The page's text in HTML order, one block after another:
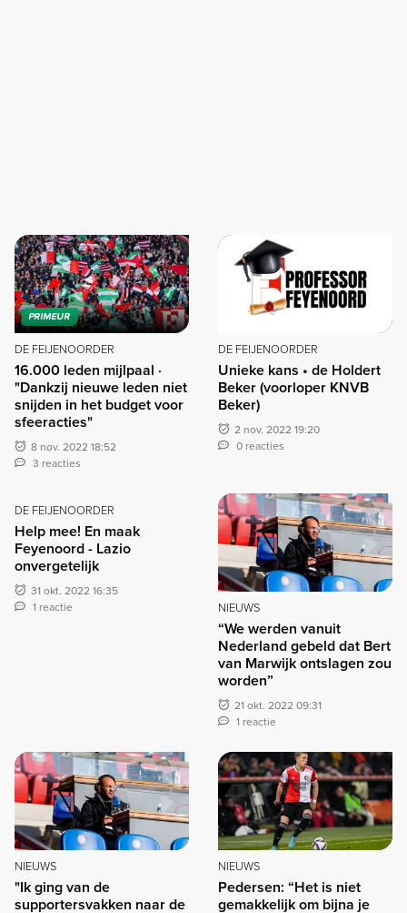
PRIMEUR
DE FEIJENOORDER
16.000 leden mijlpaal ·
"Dankzij nieuwe leden niet
snijden in het budget voor
sfeeracties"
8 nov. 2022 18:52
3 reacties
DE FEIJENOORDER
Unieke kans • de Holdert
Beker (voorloper KNVB
Beker)
2 nov. 2022 19:20
0 reacties
DE FEIJENOORDER
Help mee! En maak
Feyenoord - Lazio
onvergetelijk
31 okt. 2022 16:35
1 reactie
NIEUWS
“We werden vanuit
Nederland gebeld dat Bert
van Marwijk ontslagen zou
worden”
21 okt. 2022 09:31
1 reactie
NIEUWS
"Ik ging van de
supportersvakken naar de
NIEUWS
Pedersen: “Het is niet
gemakkelijk om bijna je